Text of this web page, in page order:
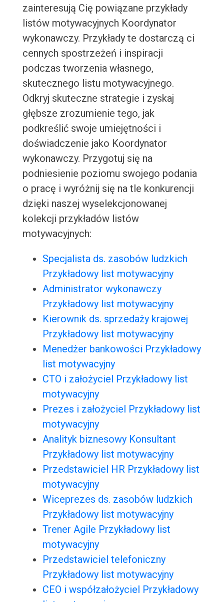
zainteresują Cię powiązane przykłady
listów motywacyjnych Koordynator
wykonawczy. Przykłady te dostarczą ci
cennych spostrzeżeń i inspiracji
podczas tworzenia własnego,
skutecznego listu motywacyjnego.
Odkryj skuteczne strategie i zyskaj
głębsze zrozumienie tego, jak
podkreślić swoje umiejętności i
doświadczenie jako Koordynator
wykonawczy. Przygotuj się na
podniesienie poziomu swojego podania
o pracę i wyróżnij się na tle konkurencji
dzięki naszej wyselekcjonowanej
kolekcji przykładów listów
motywacyjnych:
Specjalista ds. zasobów ludzkich
Przykładowy list motywacyjny
Administrator wykonawczy
Przykładowy list motywacyjny
Kierownik ds. sprzedaży krajowej
Przykładowy list motywacyjny
Menedżer bankowości Przykładowy
list motywacyjny
CTO i założyciel Przykładowy list
motywacyjny
Prezes i założyciel Przykładowy list
motywacyjny
Analityk biznesowy Konsultant
Przykładowy list motywacyjny
Przedstawiciel HR Przykładowy list
motywacyjny
Wiceprezes ds. zasobów ludzkich
Przykładowy list motywacyjny
Trener Agile Przykładowy list
motywacyjny
Przedstawiciel telefoniczny
Przykładowy list motywacyjny
CEO i współzałożyciel Przykładowy